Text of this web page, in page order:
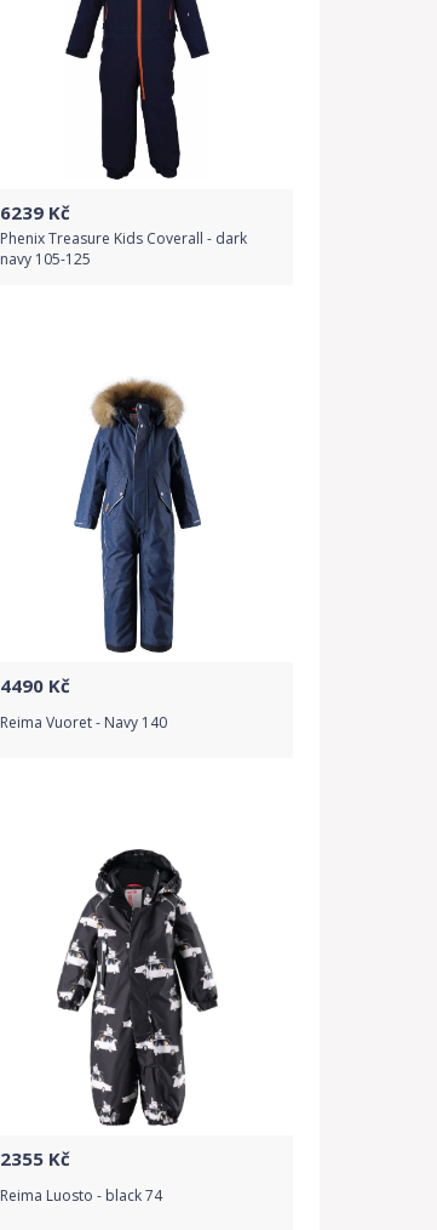
6239Kč
Phenix Treasure Kids Coverall - dark
navy 105-125
Detail produktu
4490Kč
Reima Vuoret - Navy 140
Detail produktu
2355Kč
Reima Luosto - black 74